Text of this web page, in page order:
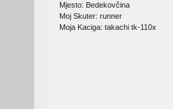
Mjesto: Bedekovčina
Moj Skuter: runner
Moja Kaciga: takachi tk-110x